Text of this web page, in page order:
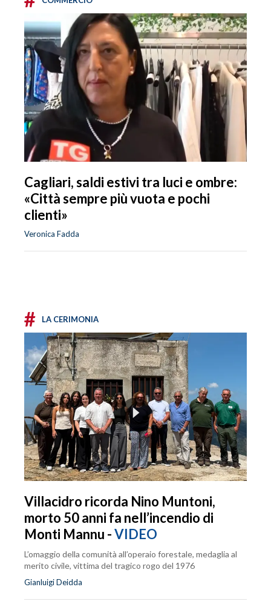
Cagliari, saldi estivi tra luci e ombre:
«Città sempre più vuota e pochi
clienti»
Veronica Fadda
# LA CERIMONIA
Villacidro ricorda Nino Muntoni,
morto 50 anni fa nell’incendio di
Monti Mannu -VIDEO
L’omaggio della comunità all’operaio forestale, medaglia al
merito civile, vittima del tragico rogo del 1976
Gianluigi Deidda